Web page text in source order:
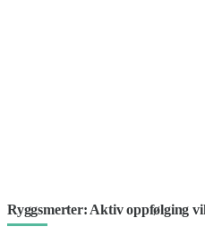
Ryggsmerter: Aktiv oppfølging